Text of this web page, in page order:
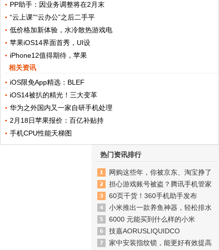
PP助手：因业务调整将在2月末
“云上课”“云办公”之后二手平
低价格加新体验，水冷散热游戏电
苹果iOS14界面首秀，UI设
iPhone12值得期待，苹果
相关资讯
iOS限免App精选：BLEF
iOS14被扒的精光！三大变革
华为之外国内又一家自研手机处理
2月18日苹果报价：百亿补贴持
手机CPU性能天梯图
热门资讯排行
网购这些年，你被京东、淘宝挣了
担心游戏账号被盗？腾讯手机管家
60页干货！360手机助手发布
小米推出一款养鱼神器，轻松排水
6000 元能买到什么样的小米
技嘉AORUSLIQUIDCO
家中安装指纹锁，能更好有效提高